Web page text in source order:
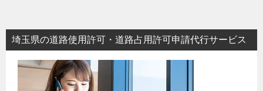
埼玉県の道路使用許可・道路占用許可申請代行サービス